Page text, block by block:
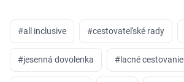
#all inclusive #cestovateľské rady
#jesenná dovolenka #lacné cestovanie